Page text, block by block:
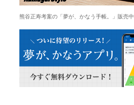
熊谷正寿考案の「夢が、かなう手帳。」販売中